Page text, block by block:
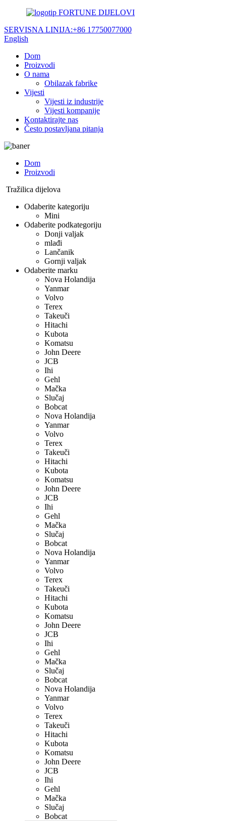
FORTUNE DIJELOVI
SERVISNA LINIJA:+86 17750077000
English
Dom
Proizvodi
O nama
Obilazak fabrike
Vijesti
Vijesti iz industrije
Vijesti kompanije
Kontaktirajte nas
Često postavljana pitanja
Dom
Proizvodi
Tražilica dijelova
Odaberite kategoriju
Mini
Odaberite podkategoriju
Donji valjak
mlađi
Lančanik
Gornji valjak
Odaberite marku
Nova Holandija
Yanmar
Volvo
Terex
Takeuči
Hitachi
Kubota
Komatsu
John Deere
JCB
Ihi
Gehl
Mačka
Slučaj
Bobcat
Nova Holandija
Yanmar
Volvo
Terex
Takeuči
Hitachi
Kubota
Komatsu
John Deere
JCB
Ihi
Gehl
Mačka
Slučaj
Bobcat
Nova Holandija
Yanmar
Volvo
Terex
Takeuči
Hitachi
Kubota
Komatsu
John Deere
JCB
Ihi
Gehl
Mačka
Slučaj
Bobcat
Nova Holandija
Yanmar
Volvo
Terex
Takeuči
Hitachi
Kubota
Komatsu
John Deere
JCB
Ihi
Gehl
Mačka
Slučaj
Bobcat